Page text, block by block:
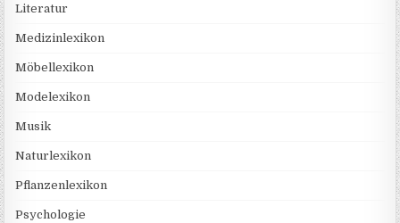
Literatur
Medizinlexikon
Möbellexikon
Modelexikon
Musik
Naturlexikon
Pflanzenlexikon
Psychologie